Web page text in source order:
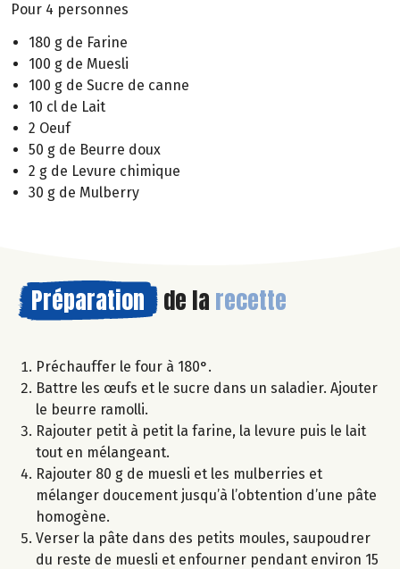
Pour 4 personnes
180 g de Farine
100 g de Muesli
100 g de Sucre de canne
10 cl de Lait
2 Oeuf
50 g de Beurre doux
2 g de Levure chimique
30 g de Mulberry
Préparation de la recette
Préchauffer le four à 180°.
Battre les œufs et le sucre dans un saladier. Ajouter
le beurre ramolli.
Rajouter petit à petit la farine, la levure puis le lait
tout en mélangeant.
Rajouter 80 g de muesli et les mulberries et
mélanger doucement jusqu’à l’obtention d’une pâte
homogène.
Verser la pâte dans des petits moules, saupoudrer
du reste de muesli et enfourner pendant environ 15